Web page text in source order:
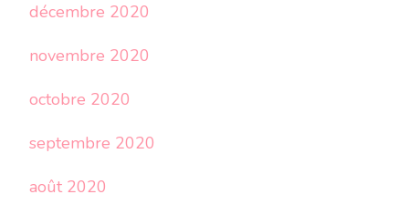
décembre 2020
novembre 2020
octobre 2020
septembre 2020
août 2020